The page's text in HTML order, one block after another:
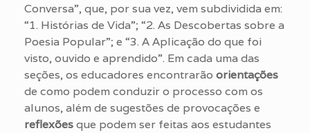
Conversa”, que, por sua vez, vem subdividida em:
“1. Histórias de Vida”; “2. As Descobertas sobre a
Poesia Popular”; e “3. A Aplicação do que foi
visto, ouvido e aprendido”. Em cada uma das
seções, os educadores encontrarão orientações
de como podem conduzir o processo com os
alunos, além de sugestões de provocações e
reflexõesque podem ser feitas aos estudantes